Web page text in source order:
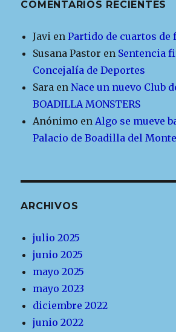
COMENTARIOS RECIENTES
Javi enPartido de cuartos de
Susana Pastor en Sentencia
Concejalía de Deportes
Sara enNace un nuevo Club
BOADILLA MONSTERS
Anónimo en Algo se mueve
Palacio de Boadilla del Monte
ARCHIVOS
julio 2025
junio 2025
mayo 2025
mayo 2023
diciembre 2022
junio 2022